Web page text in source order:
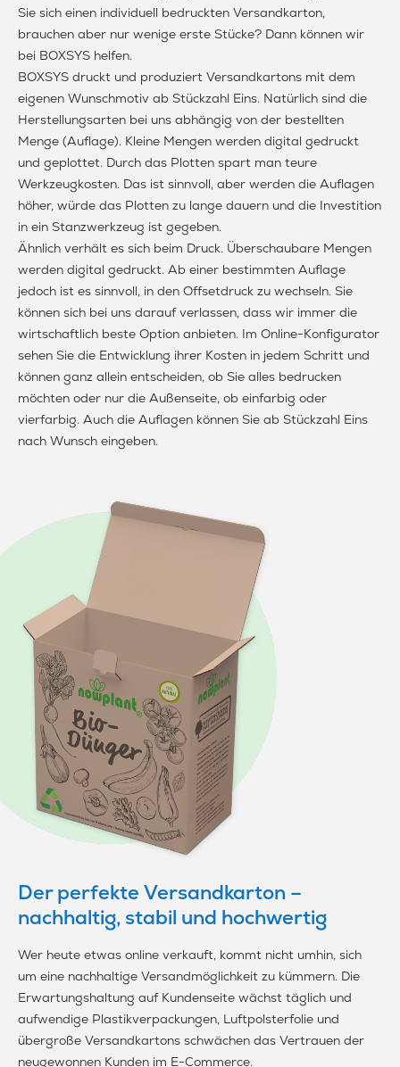
Sie sich einen individuell bedruckten Versandkarton,
brauchen aber nur wenige erste Stücke? Dann können wir
bei BOXSYS helfen.
BOXSYS druckt und produziert Versandkartons mit dem
eigenen Wunschmotiv ab Stückzahl Eins. Natürlich sind die
Herstellungsarten bei uns abhängig von der bestellten
Menge (Auflage). Kleine Mengen werden digital gedruckt
und geplottet. Durch das Plotten spart man teure
Werkzeugkosten. Das ist sinnvoll, aber werden die Auflagen
höher, würde das Plotten zu lange dauern und die Investition
in ein Stanzwerkzeug ist gegeben.
Ähnlich verhält es sich beim Druck. Überschaubare Mengen
werden digital gedruckt. Ab einer bestimmten Auflage
jedoch ist es sinnvoll, in den Offsetdruck zu wechseln. Sie
können sich bei uns darauf verlassen, dass wir immer die
wirtschaftlich beste Option anbieten. Im Online-Konfigurator
sehen Sie die Entwicklung ihrer Kosten in jedem Schritt und
können ganz allein entscheiden, ob Sie alles bedrucken
möchten oder nur die Außenseite, ob einfarbig oder
vierfarbig. Auch die Auflagen können Sie ab Stückzahl Eins
nach Wunsch eingeben.
Der perfekte Versandkarton –
nachhaltig, stabil und hochwertig
Wer heute etwas online verkauft, kommt nicht umhin, sich
um eine nachhaltige Versandmöglichkeit zu kümmern. Die
Erwartungshaltung auf Kundenseite wächst täglich und
aufwendige Plastikverpackungen, Luftpolsterfolie und
übergroße Versandkartons schwächen das Vertrauen der
neugewonnen Kunden im E-Commerce.